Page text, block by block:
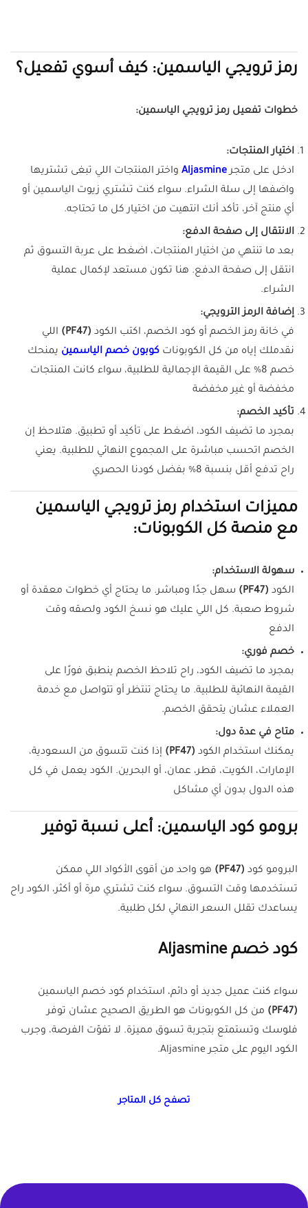
رمز ترويجي الياسمين: كيف أسوي تفعيل؟
خطوات تفعيل رمز ترويجي الياسمين:
اختيار المنتجات:
ادخل على متجرAljasmine واختر المنتجات اللي تبغى تشتريها
واضفها إلى سلة الشراء. سواء كنت تشتري زيوت الياسمين أو
أي منتج آخر، تأكد أنك انتهيت من اختيار كل ما تحتاجه.
الانتقال إلى صفحة الدفع:
بعد ما تنتهي من اختيار المنتجات، اضغط على عربة التسوق ثم
انتقل إلى صفحة الدفع. هنا تكون مستعد لإكمال عملية
الشراء.
إضافة الرمز الترويجي:
في خانة رمز الخصم أو كود الخصم، اكتب الكود (PF47)
اللي
نقدملك إياه من كل الكوبونات كوبون خصم الياسمين يمنحك
خصم 8% على القيمة الإجمالية للطلبية، سواء كانت المنتجات
مخفضة أو غير مخفضة
تأكيد الخصم:
بمجرد ما تضيف الكود، اضغط على تأكيد أو تطبيق. هتلاحظ إن
الخصم اتحسب مباشرة على المجموع النهائي للطلبية. يعني
راح تدفع أقل بنسبة 8% بفضل كودنا الحصري
مميزات استخدام رمز ترويجي الياسمين
مع منصة كل الكوبونات:
سهولة الاستخدام:
الكود (PF47)
سهل جدًا ومباشر. ما يحتاج أي خطوات معقدة أو
شروط صعبة. كل اللي عليك هو نسخ الكود ولصقه وقت
الدفع
خصم فوري:
بمجرد ما تضيف الكود، راح تلاحظ الخصم ينطبق فورًا على
القيمة النهائية للطلبية. ما يحتاج تنتظر أو تتواصل مع خدمة
العملاء عشان يتحقق الخصم.
متاح في عدة دول:
يمكنك استخدام الكود (PF47)
إذا كنت تتسوق من السعودية،
الإمارات، الكويت، قطر، عمان، أو البحرين. الكود يعمل في كل
هذه الدول بدون أي مشاكل
برومو كود الياسمين: أعلى نسبة توفير
البرومو كود (PF47)
هو واحد من أقوى الأكواد اللي ممكن
تستخدمها وقت التسوق. سواء كنت تشتري مرة أو أكثر، الكود راح
يساعدك تقلل السعر النهائي لكل طلبية.
كود خصمAljasmine
سواء كنت عميل جديد أو دائم، استخدام كود خصم الياسمين
(PF47)
من كل الكوبونات هو الطريق الصحيح عشان توفر
فلوسك وتستمتع بتجربة تسوق مميزة. لا تفوّت الفرصة، وجرب
الكود اليوم على متجر Aljasmine.
تصفح كل المتاجر